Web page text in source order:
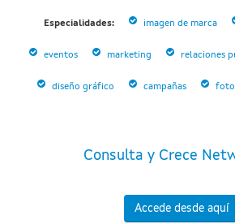
Especialidades: imagen de marca
eventos marketing relaciones
diseño gráfico campañas
Consulta y Crece
Accede desde aquí